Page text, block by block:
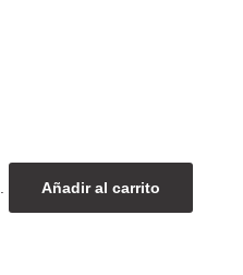
Añadir al carrito